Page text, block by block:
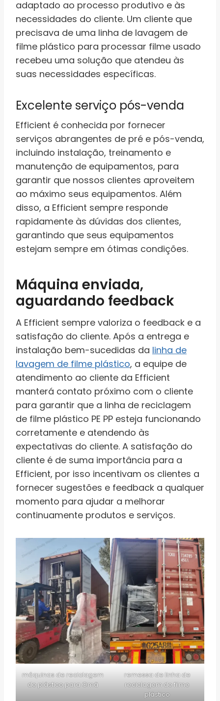
adaptado ao processo produtivo e às
necessidades do cliente. Um cliente que
precisava de uma linha de lavagem de
filme plástico para processar filme usado
recebeu uma solução que atendeu às
suas necessidades específicas.
Excelente serviço pós-venda
Efficient é conhecida por fornecer
serviços abrangentes de pré e pós-venda,
incluindo instalação, treinamento e
manutenção de equipamentos, para
garantir que nossos clientes aproveitem
ao máximo seus equipamentos. Além
disso, a Efficient sempre responde
rapidamente às dúvidas dos clientes,
garantindo que seus equipamentos
estejam sempre em ótimas condições.
Máquina enviada,
aguardando feedback
A Efficient sempre valoriza o feedback e a
satisfação do cliente. Após a entrega e
instalação bem-sucedidas da linha de
lavagem de filme plástico, a equipe de
atendimento ao cliente da Efficient
manterá contato próximo com o cliente
para garantir que a linha de reciclagem
de filme plástico PE PP esteja funcionando
corretamente e atendendo às
expectativas do cliente. A satisfação do
cliente é de suma importância para a
Efficient, por isso incentivam os clientes a
fornecer sugestões e feedback a qualquer
momento para ajudar a melhorar
continuamente produtos e serviços.
máquinas de reciclagem
de plástico para Omã
remessa de linha de
reciclagem de filme
plástico